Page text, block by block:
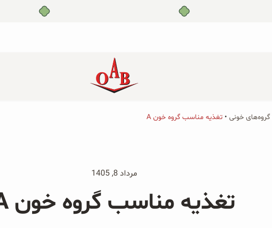
جو دوسر پرک صبحانه ارگانیک
جو دوسر پرک ارگانیک و سیب
گروه‌های خونی • تغذیه مناسب گروه خون A
مرداد 8, 1405
تغذیه مناسب گروه خون A